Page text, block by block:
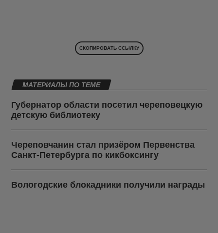
СКОПИРОВАТЬ ССЫЛКУ
МАТЕРИАЛЫ ПО ТЕМЕ
Губернатор области посетил череповецкую
детскую библиотеку
Череповчанин стал призёром Первенства
Санкт-Петербурга по кикбоксингу
Вологодские блокадники получили награды